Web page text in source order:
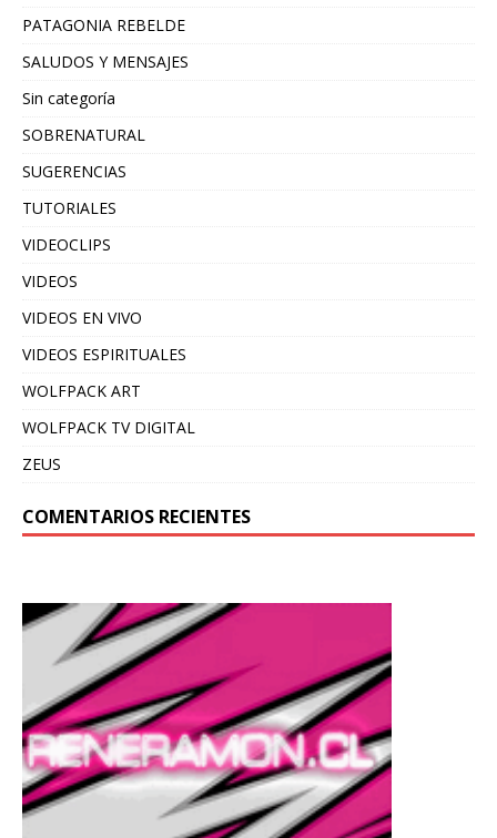
PATAGONIA REBELDE
SALUDOS Y MENSAJES
Sin categoría
SOBRENATURAL
SUGERENCIAS
TUTORIALES
VIDEOCLIPS
VIDEOS
VIDEOS EN VIVO
VIDEOS ESPIRITUALES
WOLFPACK ART
WOLFPACK TV DIGITAL
ZEUS
COMENTARIOS RECIENTES